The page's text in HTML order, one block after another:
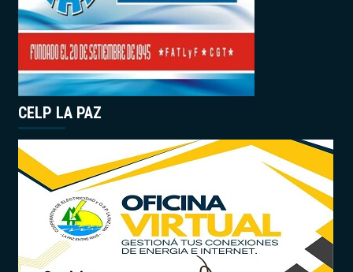
CELP LA PAZ